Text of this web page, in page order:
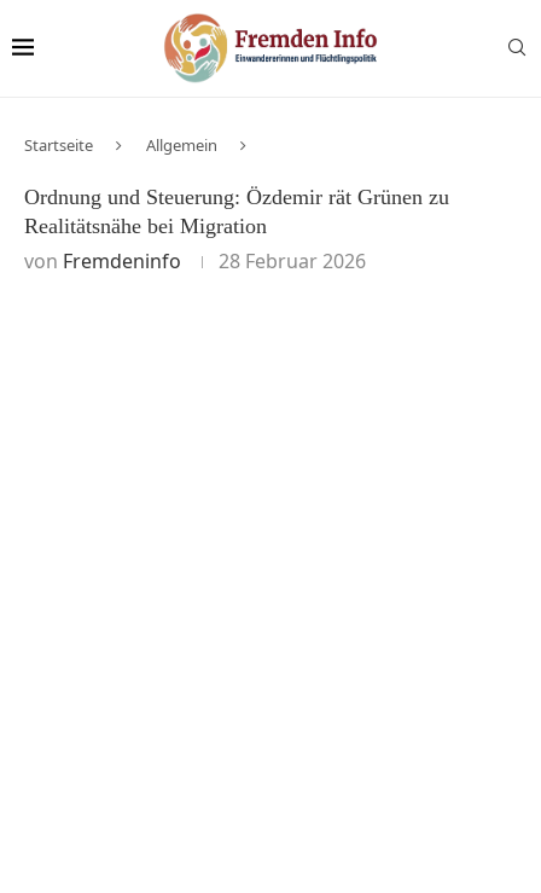
Startseite Allgemein
Ordnung und Steuerung: Özdemir rät Grünen zu
Realitätsnähe bei Migration
von Fremdeninfo 28 Februar 2026